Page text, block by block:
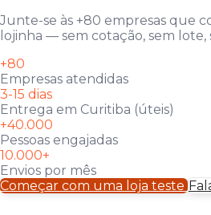
Junte-se às +80 empresas que
lojinha — sem cotação, sem
+80
Empresas atendidas
3-15 dias
Entrega em Curitiba (úteis)
+40.000
Pessoas engajadas
10.000+
Envios por mês
Começar com uma loja teste